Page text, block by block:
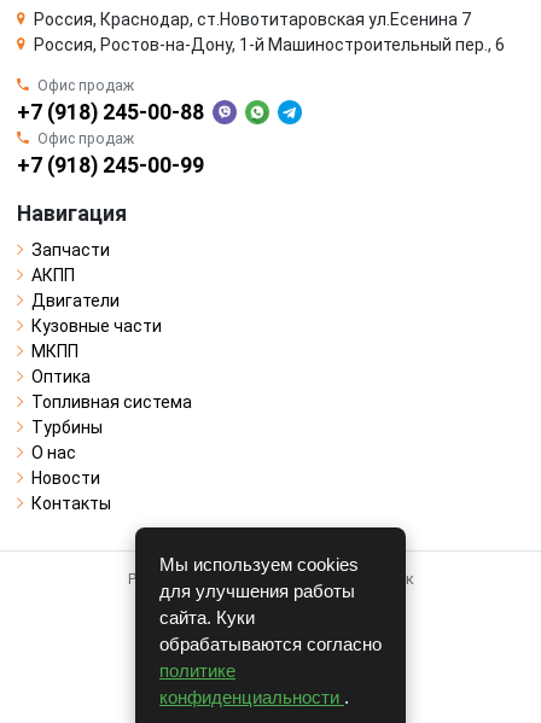
Россия, Краснодар, ст.Новотитаровская ул.Есенина 7
Россия, Ростов-на-Дону, 1-й Машиностроительный пер., 6
Офис продаж
+7 (918) 245-00-88
Офис продаж
+7 (918) 245-00-99
Навигация
Запчасти
АКПП
Двигатели
Кузовные части
МКПП
Оптика
Топливная система
Турбины
О нас
Новости
Контакты
Работает на системе для авторазборок
CARRO.БИЗНЕС
Полная версия
© COPYRIGHT 2026 г.
v1.1.24
Мы используем cookies
для улучшения работы
сайта. Куки
обрабатываются согласно
политике
конфиденциальности .